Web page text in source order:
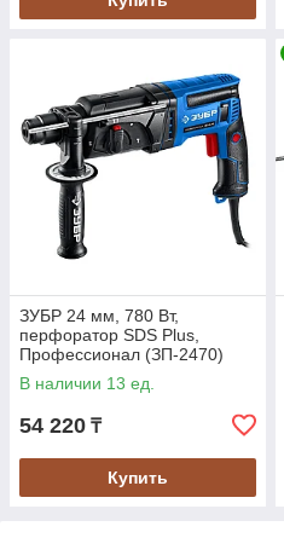
ЗУБР 24 мм, 780 Вт,
перфоратор SDS Plus,
Профессионал (ЗП-2470)
В наличии 13 ед.
54 220 ₸
Купить